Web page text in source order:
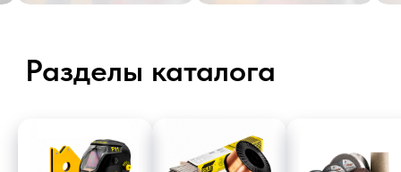
профессионалов и
бизнеса